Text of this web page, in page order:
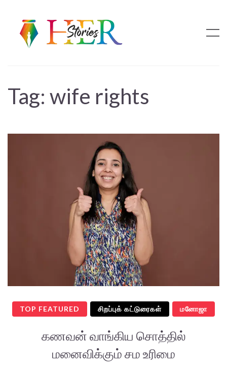
Tag: wife rights
TOP FEATURED சிறப்புக் கட்டுரைகள் மனோஜா
கணவன் வாங்கிய சொத்தில்
மனைவிக்கும் சம உரிமை